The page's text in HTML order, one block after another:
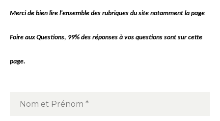
Merci de bien lire l'ensemble des rubriques du site notamment la page
Foire aux Questions, 99% des réponses à vos questions sont sur cette
page.